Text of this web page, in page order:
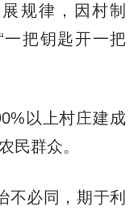
规律，因村制
把钥匙开一把
以上村庄建成
民群众。
必同，期于利